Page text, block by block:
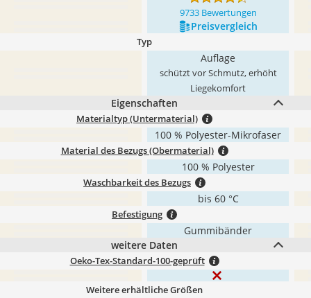
9733 Bewertungen
Preis­vergleich
Typ
Auflage
schützt vor Schmutz, erhöht
Liegekomfort
Eigenschaften
Materialtyp (Untermaterial)
100 % Polyester-Mikrofaser
Material des Bezugs (Obermaterial)
100 % Polyester
Waschbarkeit des Bezugs
bis 60 °C
Befestigung
Gummibänder
weitere Daten
Oeko-Tex-Standard-100-geprüft
Weitere erhältliche Größen